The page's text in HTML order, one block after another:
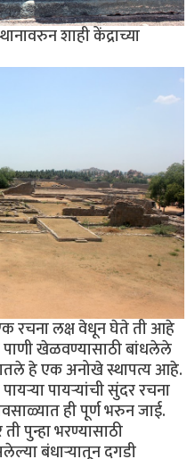
शाही केंद्राच्या
रचना लक्ष वेधून घेते ती आहे
पाणी खेळवण्यासाठी बांधलेले
हे एक अनोखे स्थापत्य आहे.
पायर्‍यांची सुंदर रचना
ही पूर्ण भरुन जाई.
पुन्हा भरण्यासाठी
बंधार्‍यातून दगडी